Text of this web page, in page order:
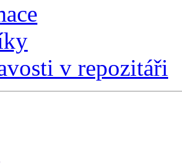
v repozitáři